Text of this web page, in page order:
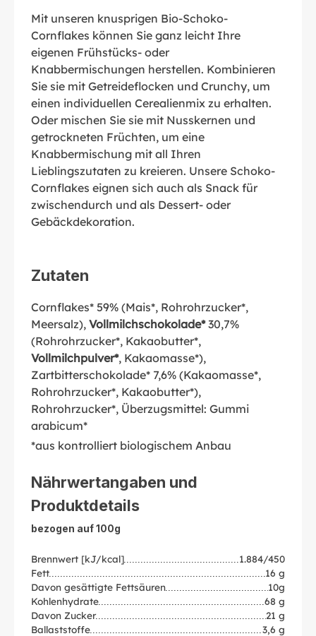
Mit unseren knusprigen Bio-Schoko-
Cornflakes können Sie ganz leicht Ihre
eigenen Frühstücks- oder
Knabbermischungen herstellen. Kombinieren
Sie sie mit Getreideflocken und Crunchy, um
einen individuellen Cerealienmix zu erhalten.
Oder mischen Sie sie mit Nusskernen und
getrockneten Früchten, um eine
Knabbermischung mit all Ihren
Lieblingszutaten zu kreieren. Unsere Schoko-
Cornflakes eignen sich auch als Snack für
zwischendurch und als Dessert- oder
Gebäckdekoration.
Zutaten
Cornflakes* 59% (Mais*, Rohrohrzucker*,
Meersalz), Vollmilchschokolade*30,7%
(Rohrohrzucker*, Kakaobutter*,
Vollmilchpulver*, Kakaomasse*),
Zartbitterschokolade* 7,6% (Kakaomasse*,
Rohrohrzucker*, Kakaobutter*),
Rohrohrzucker*, Überzugsmittel: Gummi
arabicum*
*aus kontrolliert biologischem Anbau
Nährwertangaben und
Produktdetails
bezogen auf 100g
Brennwert [kJ/kcal]
1.884/450
Fett
16 g
Davon gesättigte Fettsäuren
10g
Kohlenhydrate
68 g
Davon Zucker
21 g
Ballaststoffe
3,6 g